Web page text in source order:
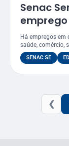
Senac
Há empregos em
saúde, comércio,
SENAC SE
❮